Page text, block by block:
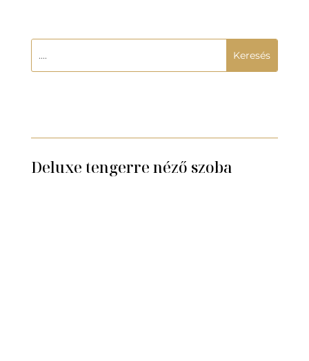
Deluxe tengerre néző szoba